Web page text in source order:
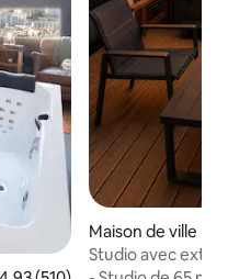
Maison de ville ⋅
Studio avec